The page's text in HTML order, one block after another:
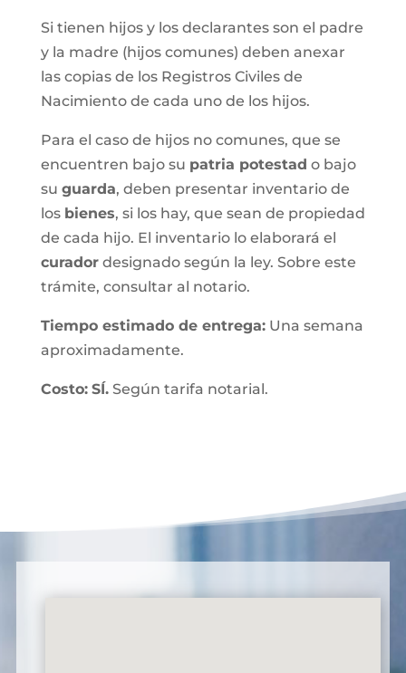
Si tienen hijos y los declarantes son el padre
y la madre (hijos comunes) deben anexar
las copias de los Registros Civiles de
Nacimiento de cada uno de los hijos.
Para el caso de hijos no comunes, que se
encuentren bajo su patria potestad o bajo
su guarda, deben presentar inventario de
los bienes, si los hay, que sean de propiedad
de cada hijo. El inventario lo elaborará el
curadordesignado según la ley. Sobre este
trámite, consultar al notario.
Tiempo estimado de entrega:Una semana
aproximadamente.
Costo: SÍ.Según tarifa notarial.